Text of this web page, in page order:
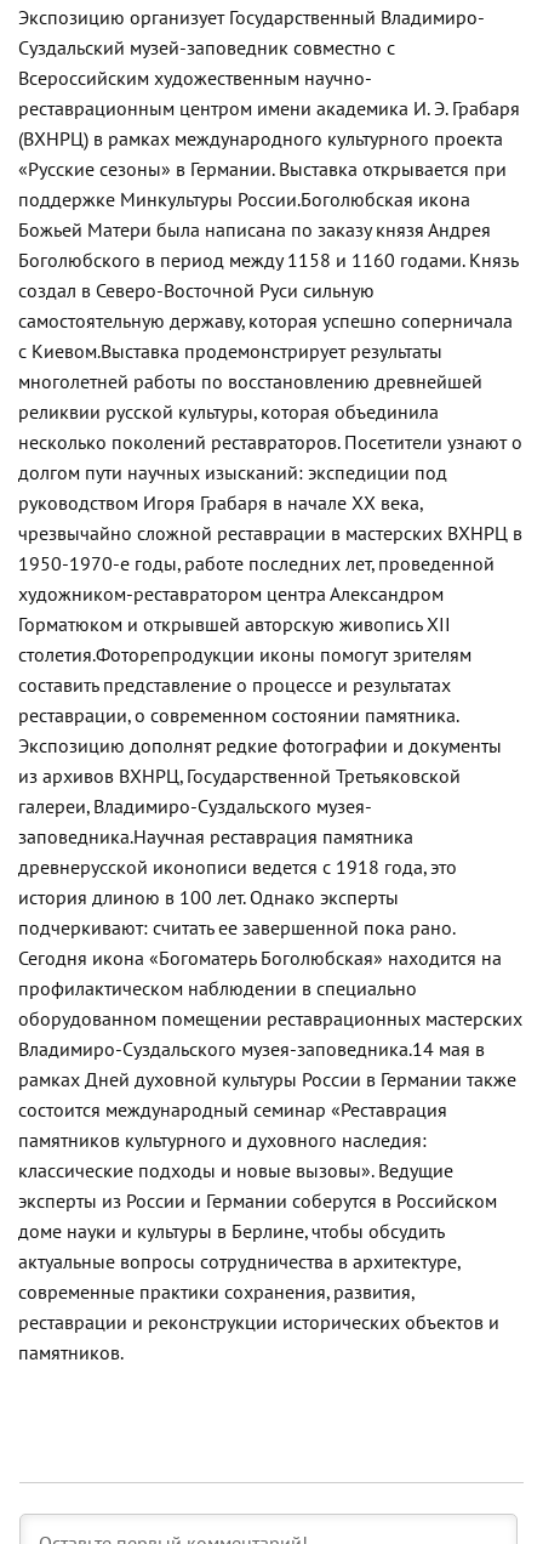
Экспозицию организует Государственный Владимиро-
Суздальский музей-заповедник совместно с
Всероссийским художественным научно-
реставрационным центром имени академика И. Э. Грабаря
(ВХНРЦ) в рамках международного культурного проекта
«Русские сезоны» в Германии. Выставка открывается при
поддержке Минкультуры России.Боголюбская икона
Божьей Матери была написана по заказу князя Андрея
Боголюбского в период между 1158 и 1160 годами. Князь
создал в Северо-Восточной Руси сильную
самостоятельную державу, которая успешно соперничала
с Киевом.Выставка продемонстрирует результаты
многолетней работы по восстановлению древнейшей
реликвии русской культуры, которая объединила
несколько поколений реставраторов. Посетители узнают о
долгом пути научных изысканий: экспедиции под
руководством Игоря Грабаря в начале XX века,
чрезвычайно сложной реставрации в мастерских ВХНРЦ в
1950-1970-е годы, работе последних лет, проведенной
художником-реставратором центра Александром
Горматюком и открывшей авторскую живопись XII
столетия.Фоторепродукции иконы помогут зрителям
составить представление о процессе и результатах
реставрации, о современном состоянии памятника.
Экспозицию дополнят редкие фотографии и документы
из архивов ВХНРЦ, Государственной Третьяковской
галереи, Владимиро-Суздальского музея-
заповедника.Научная реставрация памятника
древнерусской иконописи ведется с 1918 года, это
история длиною в 100 лет. Однако эксперты
подчеркивают: считать ее завершенной пока рано.
Сегодня икона «Богоматерь Боголюбская» находится на
профилактическом наблюдении в специально
оборудованном помещении реставрационных мастерских
Владимиро-Суздальского музея-заповедника.14 мая в
рамках Дней духовной культуры России в Германии также
состоится международный семинар «Реставрация
памятников культурного и духовного наследия:
классические подходы и новые вызовы». Ведущие
эксперты из России и Германии соберутся в Российском
доме науки и культуры в Берлине, чтобы обсудить
актуальные вопросы сотрудничества в архитектуре,
современные практики сохранения, развития,
реставрации и реконструкции исторических объектов и
памятников.